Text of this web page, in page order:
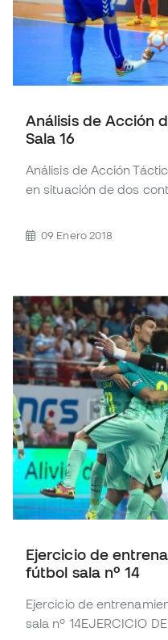
Análisis de Acción
Sala 16
Análisis de Acción
en situación de dos
09 Enero 2018
Ejercicio de
fútbol sala nº 14
Ejercicio de
sala nº 14EJERCICIO